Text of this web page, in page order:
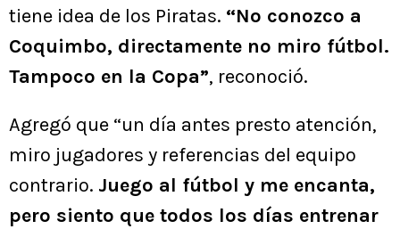
tiene idea de los Piratas. “No conozco a
Coquimbo, directamente no miro fútbol.
Tampoco en la Copa”, reconoció.
Agregó que “un día antes presto atención,
miro jugadores y referencias del equipo
contrario. Juego al fútbol y me encanta,
pero siento que todos los días entrenar